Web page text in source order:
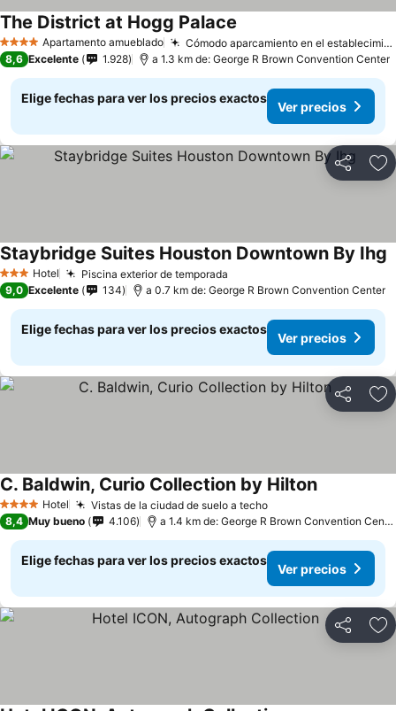
4 EstrellasApartamento amueblado Cómodo aparcamiento en el establecimiento
The District at Hogg Palace
8,6 Excelente 1.928 a 1.3 km de: George R Brown Convention Center
Elige fechas para ver los precios exactos
Ver precios
Compartir
3 Estrellas
Hotel Piscina exterior de temporada
Staybridge Suites Houston Downtown By Ihg
9,0 Excelente 134 a 0.7 km de: George R Brown Convention Center
Elige fechas para ver los precios exactos
Ver precios
Compartir
4 EstrellasHotel Vistas de la ciudad de suelo a techo
C. Baldwin, Curio Collection by Hilton
8,4 Muy bueno 4.106 a 1.4 km de: George R Brown Convention Center
Elige fechas para ver los precios exactos
Ver precios
Compartir